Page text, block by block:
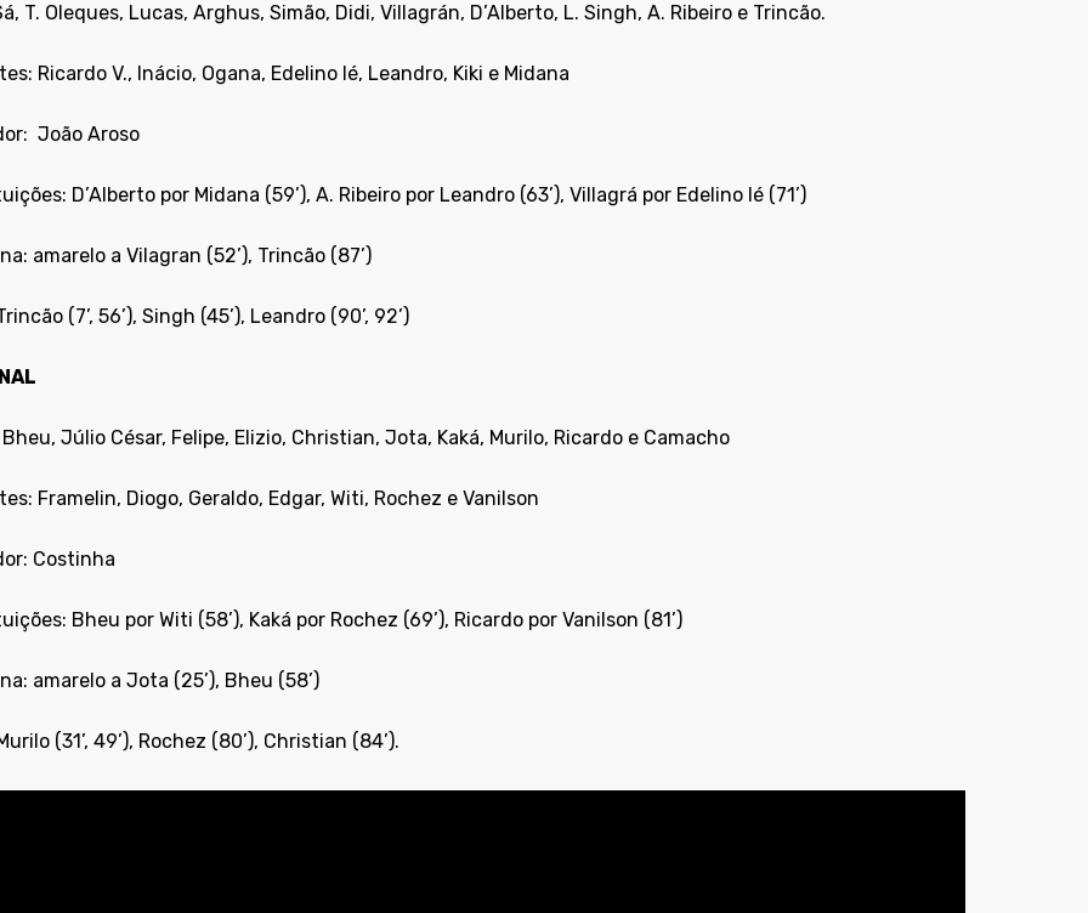
T. Oleques, Lucas, Arghus, Simão, Didi, Villagrán, D’Alberto, L. Singh, A. Ribeiro e Trincão.
Ricardo V., Inácio, Ogana, Edelino Ié, Leandro, Kiki e Midana
João Aroso
D’Alberto por Midana (59’), A. Ribeiro por Leandro (63’), Villagrá por Edelino Ié (71’)
amarelo a Vilagran (52’), Trincão (87’)
(7’, 56’), Singh (45’), Leandro (90’, 92’)
Bheu, Júlio César, Felipe, Elizio, Christian, Jota, Kaká, Murilo, Ricardo e Camacho
Framelin, Diogo, Geraldo, Edgar, Witi, Rochez e Vanilson
Costinha
Bheu por Witi (58’), Kaká por Rochez (69’), Ricardo por Vanilson (81’)
amarelo a Jota (25’), Bheu (58’)
(31’, 49’), Rochez (80’), Christian (84’).